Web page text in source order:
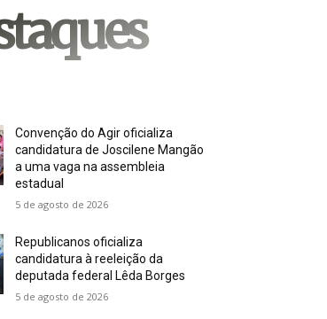
Convenção do Agir oficializa
candidatura de Joscilene Mangão
a uma vaga na assembleia
estadual
5 de agosto de 2026
Republicanos oficializa
candidatura à reeleição da
deputada federal Lêda Borges
5 de agosto de 2026